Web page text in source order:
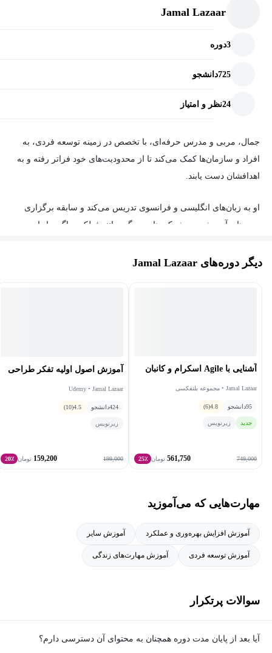
Jamal Lazaar
3دوره
725دانشجو
24نظر و امتیاز
جمال، مربی و مدرس حرفه‌ای، با تخصص در زمینه توسعه فردی، به
افراد و سازمان‌ها کمک می‌کند تا از محدودیت‌های خود فراتر رفته و به
اهدافشان دست یابند.
او به زبان‌های انگلیسی و فرانسوی تدریس می‌کند و سابقه برگزاری
دوره‌های آموزشی در شرکت‌های بزرگی مانند فولکس‌واگن را دارد.
هدف‌گذاری
اعتماد به نفس
ارتباطات
هوش هیجانی
دیگر دوره‌های Jamal Lazaar
آشنایی با Agile اسکرام و کانبان
Jamal Lazaar • مجموعه بلنفکسی
95دانشجو 4.8
(6)
جدید زیرنویس
749,000
561,750 تومان 25٪
آموزش اصول اولیه تفکر طراحی
Udemy • Jamal Lazaar
424دانشجو 4.5
(10)
زیرنویس
199,000
159,200 تومان 20٪
مهارت‌هایی که می‌آموزید
آموزش افزایش بهره‌وری و عملکرد آموزش سایر
آموزش توسعه فردی آموزش مهارت‌های زندگی
سوالات پرتکرار
آیا بعد از پایان مدت دوره همچنان به محتوای آن دسترسی دارم؟